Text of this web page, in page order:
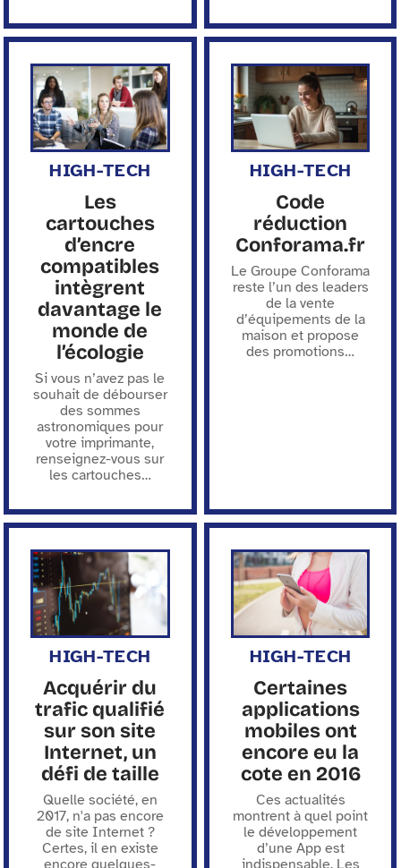
HIGH-TECH
Les
cartouches
d’encre
compatibles
intègrent
davantage le
monde de
l’écologie
Si vous n’avez pas le
souhait de débourser
des sommes
astronomiques pour
votre imprimante,
renseignez-vous sur
les cartouches…
HIGH-TECH
Code
réduction
Conforama.fr
Le Groupe Conforama
reste l’un des leaders
de la vente
d’équipements de la
maison et propose
des promotions…
HIGH-TECH
Acquérir du
trafic qualifié
sur son site
Internet, un
défi de taille
Quelle société, en
2017, n'a pas encore
de site Internet ?
Certes, il en existe
HIGH-TECH
Certaines
applications
mobiles ont
encore eu la
cote en 2016
Ces actualités
montrent à quel point
le développement
d’une App est